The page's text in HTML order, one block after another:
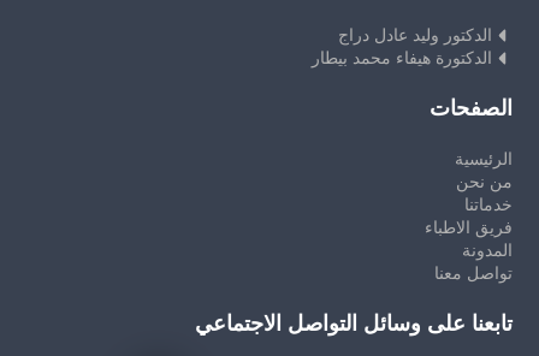
الدكتور وليد عادل دراج
الدكتورة هيفاء محمد بيطار
الصفحات
الرئيسية
من نحن
خدماتنا
فريق الاطباء
المدونة
تواصل معنا
تابعنا على وسائل التواصل الاجتماعي